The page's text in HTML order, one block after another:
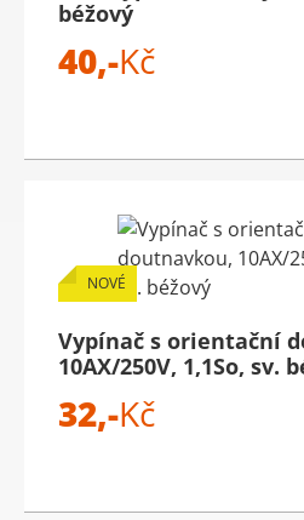
béžový
40,-Kč
NOVÉ
Vypínač s orientační
10AX/250V, 1,1So, sv.
32,-Kč